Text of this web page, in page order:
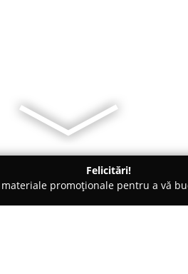
Felicitări!
promoționale pentru a vă